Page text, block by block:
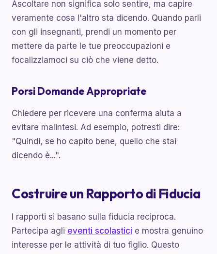
Ascoltare non significa solo sentire, ma capire
veramente cosa l'altro sta dicendo. Quando parli
con gli insegnanti, prendi un momento per
mettere da parte le tue preoccupazioni e
focalizziamoci su ciò che viene detto.
Porsi Domande Appropriate
Chiedere per ricevere una conferma aiuta a
evitare malintesi. Ad esempio, potresti dire:
"Quindi, se ho capito bene, quello che stai
dicendo è...".
Costruire un Rapporto di Fiducia
I rapporti si basano sulla fiducia reciproca.
Partecipa agli eventi scolastici e mostra genuino
interesse per le attività di tuo figlio. Questo